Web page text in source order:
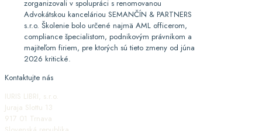
zorganizovali v spolupráci s renomovanou
Advokátskou kanceláriou SEMANČÍN & PARTNERS
s.r.o. Školenie bolo určené najmä AML officerom,
compliance špecialistom, podnikovým právnikom a
majiteľom firiem, pre ktorých sú tieto zmeny od júna
2026 kritické.
Kontaktujte nás
IURIS LIBRI, s.r.o.
Juraja Slottu 13
917 01 Trnava